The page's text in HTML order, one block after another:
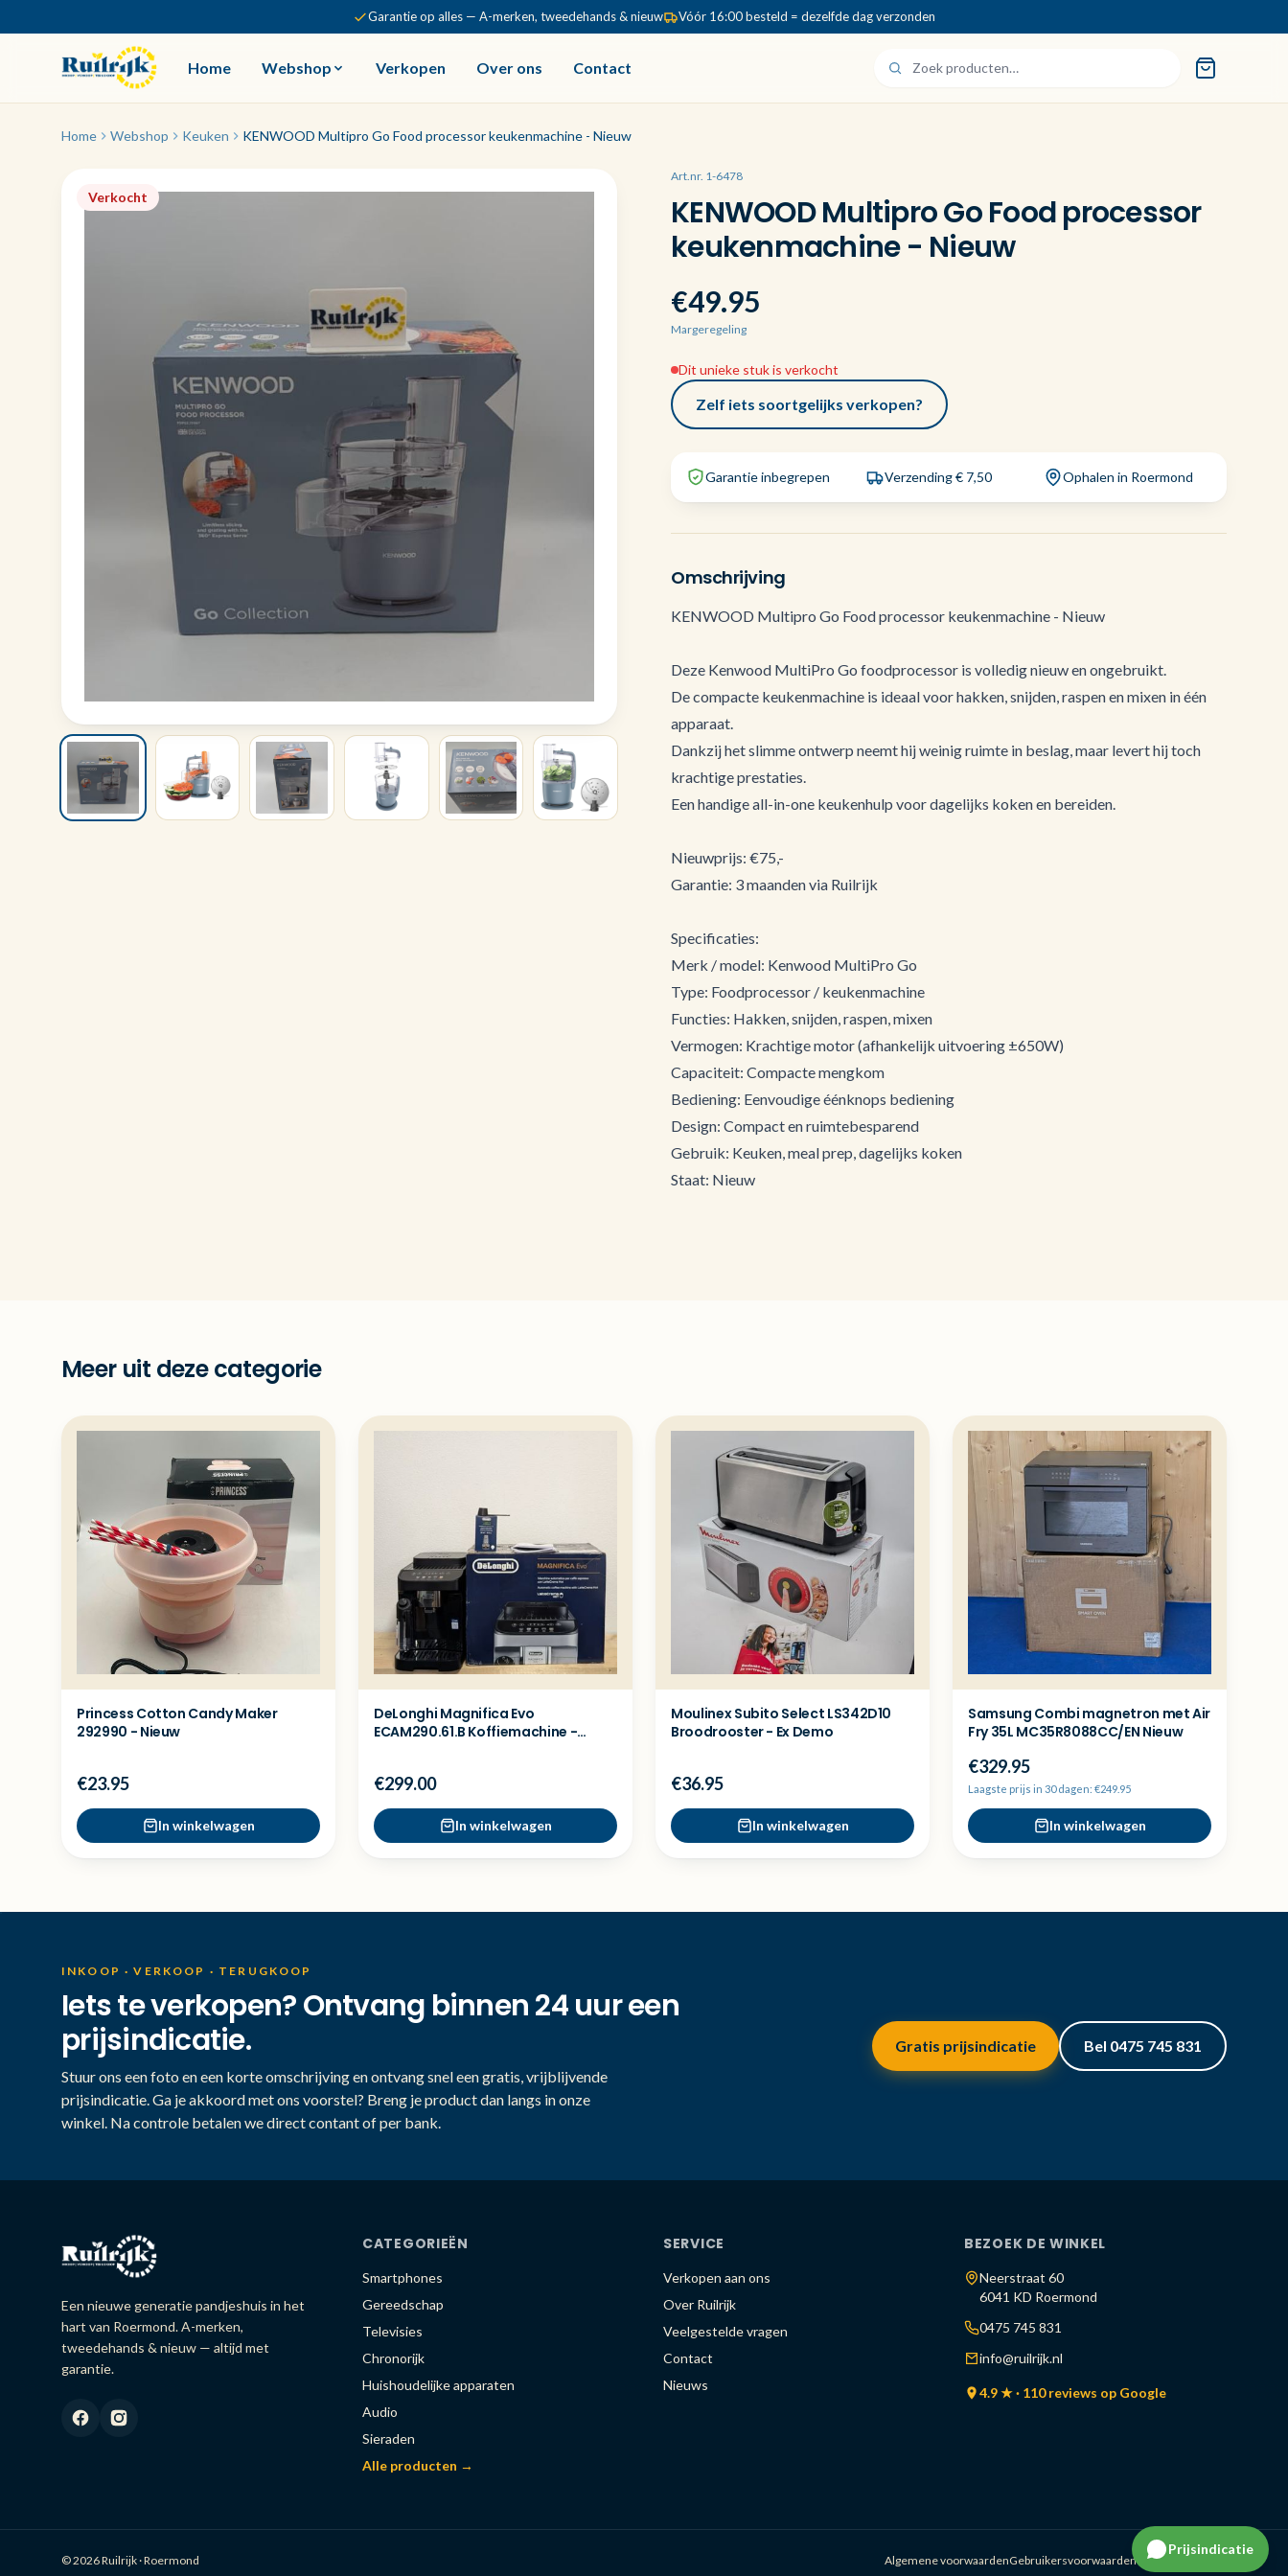
Garantie op alles — A-merken, tweedehands & nieuw Vóór 16:00 besteld = dezelfde dag verzonden
Home Webshop Verkopen Over ons Contact
Home Webshop Keuken KENWOOD Multipro Go Food processor keukenmachine - Nieuw
Verkocht
Art.nr. 1-6478
KENWOOD Multipro Go Food processor
keukenmachine - Nieuw
€49.95
Margeregeling
Dit unieke stuk is verkocht
Zelf iets soortgelijks verkopen?
Garantie inbegrepen Verzending € 7,50 Ophalen in Roermond
Omschrijving
KENWOOD Multipro Go Food processor keukenmachine - Nieuw
Deze Kenwood MultiPro Go foodprocessor is volledig nieuw en ongebruikt.
De compacte keukenmachine is ideaal voor hakken, snijden, raspen en mixen in één
apparaat.
Dankzij het slimme ontwerp neemt hij weinig ruimte in beslag, maar levert hij toch
krachtige prestaties.
Een handige all-in-one keukenhulp voor dagelijks koken en bereiden.
Nieuwprijs: €75,-
Garantie: 3 maanden via Ruilrijk
Specificaties:
Merk / model: Kenwood MultiPro Go
Type: Foodprocessor / keukenmachine
Functies: Hakken, snijden, raspen, mixen
Vermogen: Krachtige motor (afhankelijk uitvoering ±650W)
Capaciteit: Compacte mengkom
Bediening: Eenvoudige éénknops bediening
Design: Compact en ruimtebesparend
Gebruik: Keuken, meal prep, dagelijks koken
Staat: Nieuw
Meer uit deze categorie
Princess Cotton Candy Maker
292990 - Nieuw
€23.95
In winkelwagen
DeLonghi Magnifica Evo
ECAM290.61.B Koffiemachine -
€299.00
In winkelwagen
Moulinex Subito Select LS342D10
Broodrooster - Ex Demo
€36.95
In winkelwagen
Samsung Combi magnetron met Air
Fry 35L MC35R8088CC/EN Nieuw
€329.95
Laagste prijs in 30 dagen: €249.95
In winkelwagen
INKOOP · VERKOOP · TERUGKOOP
Iets te verkopen? Ontvang binnen 24 uur een
prijsindicatie.
Stuur ons een foto en een korte omschrijving en ontvang snel een gratis, vrijblijvende
prijsindicatie. Ga je akkoord met ons voorstel? Breng je product dan langs in onze
winkel. Na controle betalen we direct contant of per bank.
Gratis prijsindicatie Bel 0475 745 831
Een nieuwe generatie pandjeshuis in het
hart van Roermond. A-merken,
tweedehands & nieuw — altijd met
garantie.
CATEGORIEËN
Smartphones
Gereedschap
Televisies
Chronorijk
Huishoudelijke apparaten
Audio
Sieraden
Alle producten →
SERVICE
Verkopen aan ons
Over Ruilrijk
Veelgestelde vragen
Contact
Nieuws
BEZOEK DE WINKEL
Neerstraat 60
6041 KD Roermond
0475 745 831
info@ruilrijk.nl
4.9 ★ · 110 reviews op Google
© 2026 Ruilrijk · Roermond Algemene voorwaardenGebruikersvoorwaardenCookiestatement
Prijsindicatie